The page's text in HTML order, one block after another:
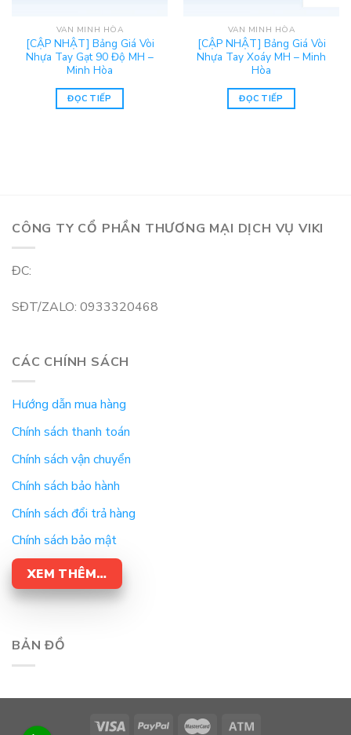
VAN MINH HÒA
[CẬP NHẬT] Bảng Giá Vòi
Nhựa Tay Gạt 90 Độ MH –
Minh Hòa
ĐỌC TIẾP
VAN MINH HÒA
[CẬP NHẬT] Bảng Giá Vòi
Nhựa Tay Xoáy MH – Minh
Hòa
ĐỌC TIẾP
CÔNG TY CỔ PHẦN THƯƠNG MẠI DỊCH VỤ VIKI
ĐC:
SĐT/ZALO: 0933320468
CÁC CHÍNH SÁCH
Hướng dẫn mua hàng
Chính sách thanh toán
Chính sách vận chuyển
Chính sách bảo hành
Chính sách đổi trả hàng
Chính sách bảo mật
XEM THÊM…
BẢN ĐỒ